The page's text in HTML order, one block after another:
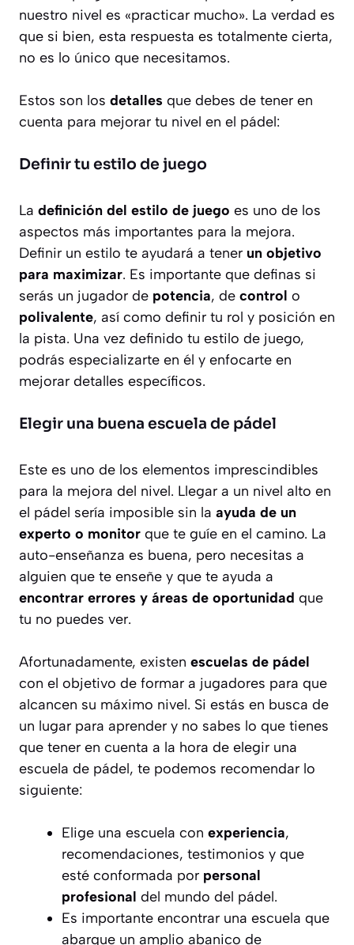
nuestro nivel es «practicar mucho». La verdad es
que si bien, esta respuesta es totalmente cierta,
no es lo único que necesitamos.
Estos son los detalles que debes de tener en
cuenta para mejorar tu nivel en el pádel:
Definir tu estilo de juego
La definición del estilo de juego es uno de los
aspectos más importantes para la mejora.
Definir un estilo te ayudará a tener un objetivo
para maximizar. Es importante que definas si
serás un jugador de potencia, de control o
polivalente, así como definir tu rol y posición en
la pista. Una vez definido tu estilo de juego,
podrás especializarte en él y enfocarte en
mejorar detalles específicos.
Elegir una buena escuela de pádel
Este es uno de los elementos imprescindibles
para la mejora del nivel. Llegar a un nivel alto en
el pádel sería imposible sin la ayuda de un
experto o monitor que te guíe en el camino. La
auto-enseñanza es buena, pero necesitas a
alguien que te enseñe y que te ayuda a
encontrar errores y áreas de oportunidad que
tu no puedes ver.
Afortunadamente, existen escuelas de pádel
con el objetivo de formar a jugadores para que
alcancen su máximo nivel. Si estás en busca de
un lugar para aprender y no sabes lo que tienes
que tener en cuenta a la hora de elegir una
escuela de pádel, te podemos recomendar lo
siguiente:
Elige una escuela con experiencia,
recomendaciones, testimonios y que
esté conformada por personal
profesional del mundo del pádel.
Es importante encontrar una escuela que
abarque un amplio abanico de